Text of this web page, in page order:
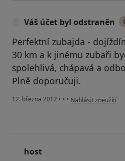
Váš účet byl odstraněn
Perfektní zubajda -
30 km a k jinému zubaři
spolehlivá, chápavá a
Plně doporučuji.
12. března 2012 • • • podle názoru
Nahlásit zneužití
host